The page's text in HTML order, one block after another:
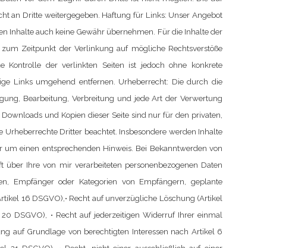
an Dritte weitergegeben. Haftung für Links: Unser Angebot
Inhalte auch keine Gewähr übernehmen. Für die Inhalte der
Zeitpunkt der Verlinkung auf mögliche Rechtsverstöße
Kontrolle der verlinkten Seiten ist jedoch ohne konkrete
Links umgehend entfernen. Urheberrecht: Die durch die
Bearbeitung, Verbreitung und jede Art der Verwertung
und Kopien dieser Seite sind nur für den privaten,
Dritter beachtet. Insbesondere werden Inhalte
einen entsprechenden Hinweis. Bei Bekanntwerden von
über Ihre von mir verarbeiteten personenbezogenen Daten
Empfänger oder Kategorien von Empfängern, geplante
16 DSGVO), • Recht auf unverzügliche Löschung (Artikel
DSGVO), • Recht auf jederzeitigen Widerruf Ihrer einmal
auf Grundlage von berechtigten Interessen nach Artikel 6